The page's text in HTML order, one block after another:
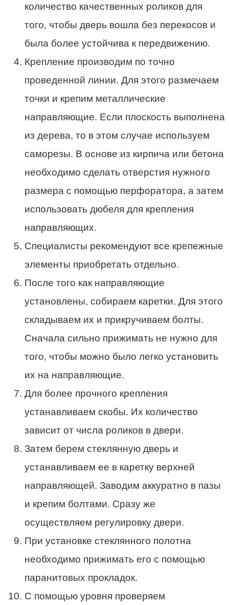
количество качественных роликов для
того, чтобы дверь вошла без перекосов и
была более устойчива к передвижению.
Крепление производим по точно
проведенной линии. Для этого размечаем
точки и крепим металлические
направляющие. Если плоскость выполнена
из дерева, то в этом случае используем
саморезы. В основе из кирпича или бетона
необходимо сделать отверстия нужного
размера с помощью перфоратора, а затем
использовать дюбеля для крепления
направляющих.
Специалисты рекомендуют все крепежные
элементы приобретать отдельно.
После того как направляющие
установлены, собираем каретки. Для этого
складываем их и прикручиваем болты.
Сначала сильно прижимать не нужно для
того, чтобы можно было легко установить
их на направляющие.
Для более прочного крепления
устанавливаем скобы. Их количество
зависит от числа роликов в двери.
Затем берем стеклянную дверь и
устанавливаем ее в каретку верхней
направляющей. Заводим аккуратно в пазы
и крепим болтами. Сразу же
осуществляем регулировку двери.
При установке стеклянного полотна
необходимо прижимать его с помощью
паранитовых прокладок.
С помощью уровня проверяем